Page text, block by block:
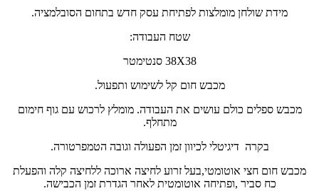
מידת שולחן מומלצות לפתיחת עסק חדש בתחום הסובלמציה.
שטח העבודה:
38X38 סנטימטר
מכבש חום קל לשימוש ותפעול.
מכבש ספלים כולם עושים את העבודה. מומלץ לרכוש עם גוף חימום
מתחלף.
בקרה דיגיטלי לכיוון זמן הפעולה וגובה הטמפרטורה.
מכבש חום חצי אוטומטי,בעל זרוע לחיצה ארוכה ללחיצה קלה והפעלת
כח סביר ,ופתיחה אוטומטית לאחר הגדרת זמן הכבישה.